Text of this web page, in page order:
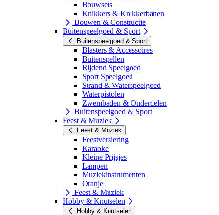
Bouwsets
Knikkers & Knikkerbanen
Bouwen & Constructie
Buitenspeelgoed & Sport
Buitenspeelgoed & Sport
Blasters & Accessoires
Buitenspellen
Rijdend Speelgoed
Sport Speelgoed
Strand & Waterspeelgoed
Waterpistolen
Zwembaden & Onderdelen
Buitenspeelgoed & Sport
Feest & Muziek
Feest & Muziek
Feestversiering
Karaoke
Kleine Prijsjes
Lampen
Muziekinstrumenten
Oranje
Feest & Muziek
Hobby & Knutselen
Hobby & Knutselen